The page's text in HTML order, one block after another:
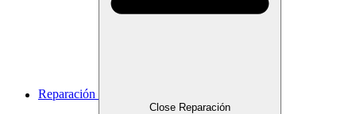
Reparación
Close Reparación